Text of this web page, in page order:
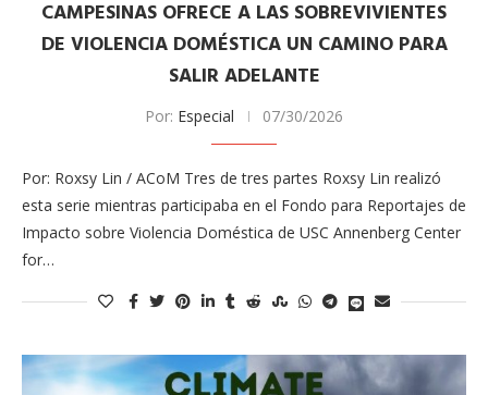
CAMPESINAS OFRECE A LAS SOBREVIVIENTES
DE VIOLENCIA DOMÉSTICA UN CAMINO PARA
SALIR ADELANTE
Por: Especial 07/30/2026
Por: Roxsy Lin / ACoM Tres de tres partes Roxsy Lin realizó
esta serie mientras participaba en el Fondo para Reportajes de
Impacto sobre Violencia Doméstica de USC Annenberg Center
for…